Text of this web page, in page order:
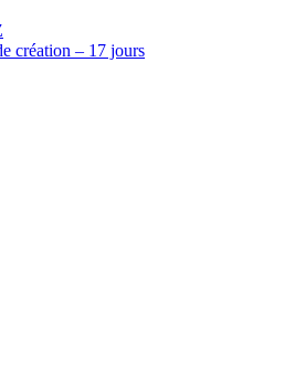
création – 17 jours